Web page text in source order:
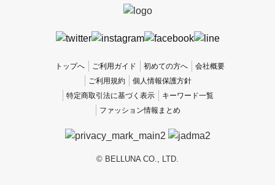
トップへ ご利用ガイド 初めての方へ
会社概要
ご利用規約
個人情報保護方針
特定商取引法に基づく表示
キーワード一覧
ファッション情報まとめ
© BELLUNA CO., LTD.